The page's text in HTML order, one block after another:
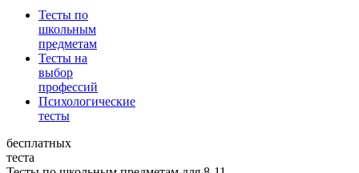
Тесты по
школьным
предметам
Тесты на
выбор
профессий
Психологические
тесты
бесплатных
теста